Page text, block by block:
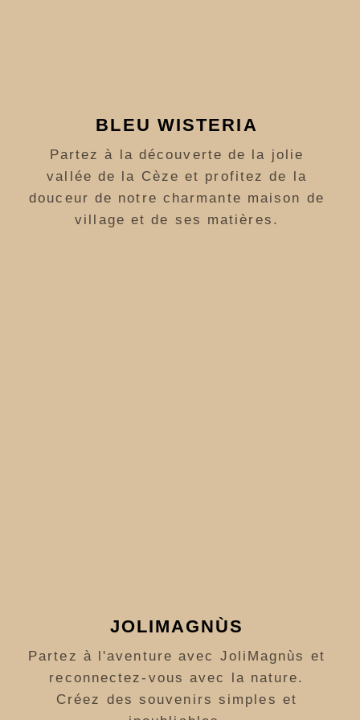
BLEU WISTERIA
Partez à la découverte de la jolie
vallée de la Cèze et profitez de la
douceur de notre charmante maison de
village et de ses matières.
JOLIMAGNÙS
Partez à l'aventure avec JoliMagnùs et
reconnectez-vous avec la nature.
Créez des souvenirs simples et